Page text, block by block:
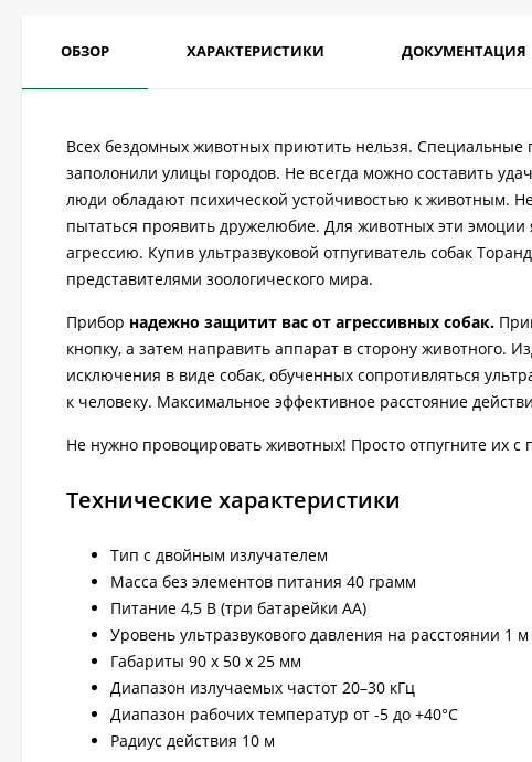
ОБЗОР ХАРАКТЕРИСТИКИ ДОКУМЕНТАЦИЯ
Всех бездомных животных приютить нельзя.
заполонили улицы городов. Не всегда можно составить
люди обладают психической устойчивостью к животным.
пытаться проявить дружелюбие. Для животных эти
агрессию. Купив ультразвуковой отпугиватель собак
представителями зоологического мира.
Прибор надежно защитит вас от агрессивных собак.
кнопку, а затем направить аппарат в сторону животного.
исключения в виде собак, обученных сопротивляться
к человеку. Максимальное эффективное расстояние
Не нужно провоцировать животных! Просто отпугните их
Технические характеристики
Тип с двойным излучателем
Масса без элементов питания 40 грамм
Питание 4,5 В (три батарейки AA)
Уровень ультразвукового давления на расстоянии 1
Габариты 90 x 50 x 25 мм
Диапазон излучаемых частот 20–30 кГц
Диапазон рабочих температур от -5 до +40°С
Радиус действия 10 м